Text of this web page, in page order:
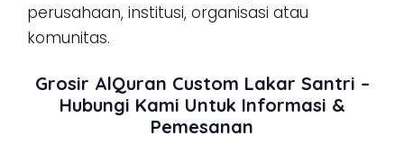
perusahaan, institusi, organisasi atau
komunitas.
Grosir AlQuran Custom Lakar Santri –
Hubungi Kami Untuk Informasi &
Pemesanan